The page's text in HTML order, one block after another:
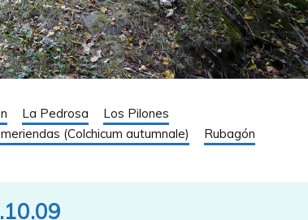
La Pedrosa
Los Pilones
(Colchicum autumnale)
Rubagón